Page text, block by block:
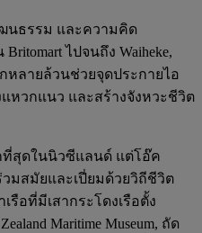
นธรรม และความคิด
ไปจนถึง Waiheke,
ลายล้วนช่วยจุดประกายไอ
หวกแนว และสร้างจังหวะชีวิต
ที่สุดในนิวซีแลนด์ แต่โอ๊ค
มสมัยและเปี่ยมด้วยวิถีชีวิต
รือที่มีเสากระโดงเรือตั้ง
Maritime Museum, ถัด